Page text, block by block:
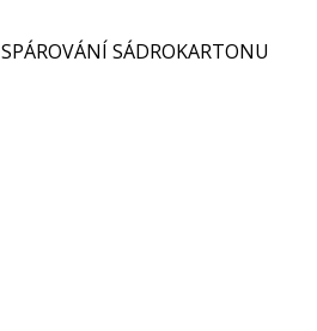
SPÁROVÁNÍ SÁDROKARTONU